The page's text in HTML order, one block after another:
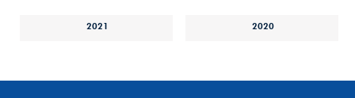
2021 2020